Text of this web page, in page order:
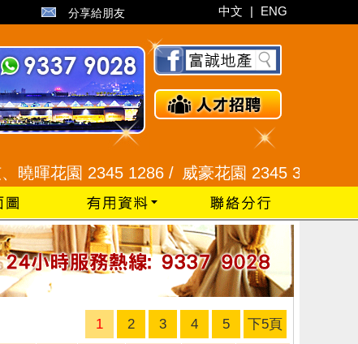
分享給朋友 中文 | ENG
暉花園 2345 1286 /威豪花園 2345 3331 /
1 2 3 4 5 下5頁